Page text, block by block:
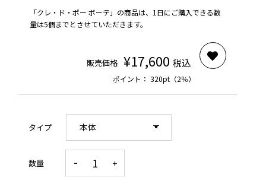
「クレ・ド・ポー ボーテ」の商品は、1日にご購入できる数
量は5個までとさせていただきます。
販売価格 ¥17,600 税込
ポイント： 320pt（2％）
タイプ
数量